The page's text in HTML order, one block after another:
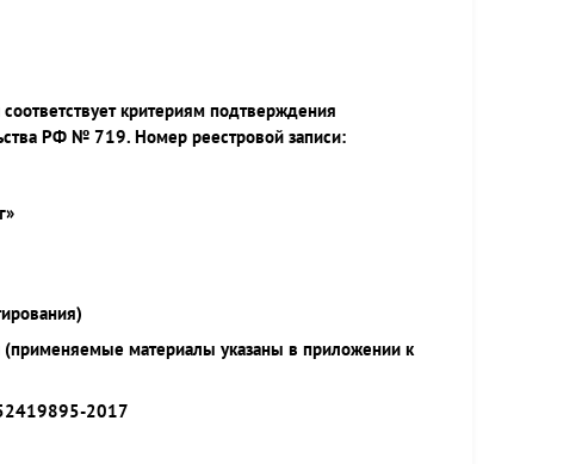
критериям подтверждения
РФ № 719. Номер реестровой записи:
материалы указаны в приложении к
2017